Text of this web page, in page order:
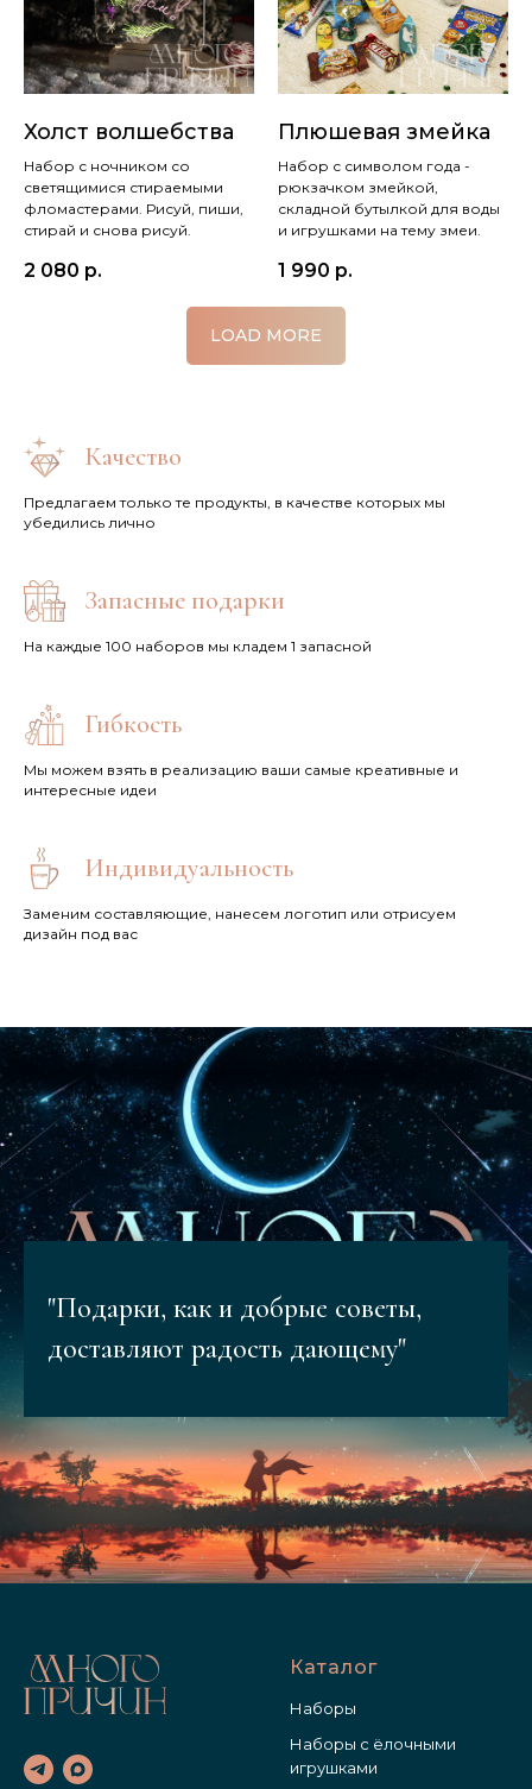
Холст волшебства
Набор с ночником со
светящимися стираемыми
фломастерами. Рисуй, пиши,
стирай и снова рисуй.
2 080 р.
Плюшевая змейка
Набор с символом года -
рюкзачком змейкой,
складной бутылкой для воды
и игрушками на тему змеи.
1 990 р.
LOAD MORE
Качество
Предлагаем только те продукты, в качестве которых мы
убедились лично
Запасные подарки
На каждые 100 наборов мы кладем 1 запасной
Гибкость
Мы можем взять в реализацию ваши самые креативные и
интересные идеи
Индивидуальность
Заменим составляющие, нанесем логотип или отрисуем
дизайн под вас
"Подарки, как и добрые советы,
доставляют радость дающему"
Каталог
Наборы
Наборы с ёлочными
игрушками